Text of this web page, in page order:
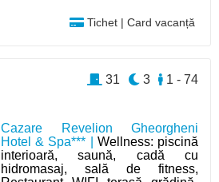
Tichet | Card vacanță
Cazare Revelion Gheorgheni
Hotel & Spa*** | Wellness: piscină
interioară, saună, cadă cu
hidromasaj, sală de fitness,
1 - 74
3
31